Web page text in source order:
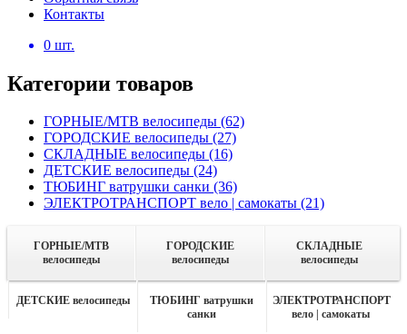
Контакты
0 шт.
Категории товаров
ГОРНЫЕ/MTB велосипеды (62)
ГОРОДСКИЕ велосипеды (27)
СКЛАДНЫЕ велосипеды (16)
ДЕТСКИЕ велосипеды (24)
ТЮБИНГ ватрушки санки (36)
ЭЛЕКТРОТРАНСПОРТ вело | самокаты (21)
ГОРНЫЕ/MTB
велосипеды
ГОРОДСКИЕ
велосипеды
СКЛАДНЫЕ
велосипеды
ДЕТСКИЕ велосипеды
ТЮБИНГ ватрушки
санки
ЭЛЕКТРОТРАНСПОРТ
вело | самокаты